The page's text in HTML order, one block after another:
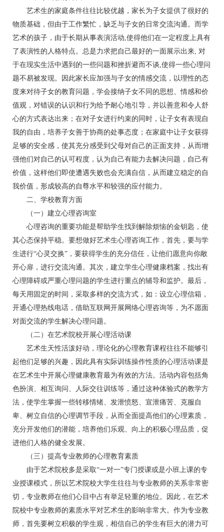
艺术生的家庭条件往往比较优越，家长为子女提供了很好的
物质基础，但由于工作繁忙，缺乏与子女的日常交流沟通。而学
艺术的孩子，由于长期从事表演活动,使得他们在一定程度上具有
了表演性的人格特点。总是力求把自己最好的一面展示出来, 对
于在现实生活中遇到的一些问题和挫折避而不谈,使得一些心理问
题不易被发现。因此家长应加强与子女的情感交流，以理性的态
度来对待子女的教育问题，学会接纳子女不同的思想、情感和价
值观，对错误的认识和行为给予耐心地引导，并以善意和令人舒
心的方式表达出来；在对子女进行约束的同时，让子女有表现自
我的自由，培养子女善于协商的处事态度；在家庭中让子女获得
足够的安全感，使其充分感受到父母对自己的正面支持，从而增
强他们对自己的认可程度，认为自己有能力去解决问题，自己有
价值，这样他们即使遭遇失败也会充满自信，从而建立稳定的自
我价值，形成较高的自尊水平和较强的应付能力。
二、学校教育方面
（一）建立心理咨询室
心理咨询的重要功能是帮助学生找到解除烦恼的金钥匙，使
其心态保持平稳。要想做好艺术生心理咨询工作，首先，要与学
生进行“心灵交换”，要获得学生的充分信任，让他们愿意向你敞
开心扉，进行交流沟通。其次，建立学生心理健康档案，找出有
心理障碍或严重心理问题的学生进行重点的辅导和监护。最后，
每天用固定的时间，采取多样的交流方式，如：设立心理信箱，
开通心理热线电话，借助互联网开展网络心理咨询等，为不愿面
对面交流的学生解决心理问题。
（二）在艺术院校开展心理活动课
艺术生天性活泼好动，理论化的心理教育课程往往不能够引
起他们足够的兴趣，因此具有实际训练操作性质的心理活动课是
在艺术生中开展心理健康教育最为有效的方法。活动内容包括角
色扮演、相互询问、人际交往训练等，通过这种体验式的教学方
法，使学生掌握一些转移情绪、发泄愤怒、宣泄痛苦、克服自
卑、树立自信的心理调节手段，从而全面提高他们的心理素质，
充分开发他们的潜能，培养他们乐观、向上的积极心理品质，促
进他们人格的健全发展。
（三）提高专业教师的心理教育素质
由于艺术院校多是采取“一对一”专门授课或是小班上课的专
业授课模式，所以艺术院校大学生往往与专业教师的关系非常密
切，专业教师在他们心目中占有举足轻重的地位。因此，在艺术
院校中专业教师的素质水平对艺术生的影响非常大。作为专业教
师，首先要树立积极的学生观，相信自己的学生有巨大的潜力可